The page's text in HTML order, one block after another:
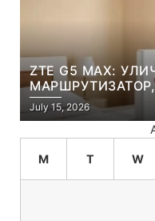
ZTE G5 MAX:
ЛЮТУЮ ЗИМУ, И
July 15, 2026
M T W